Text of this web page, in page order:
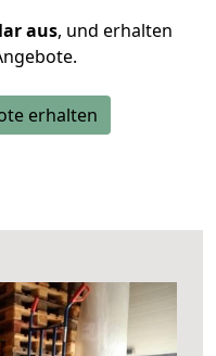
aus, und erhalten
erhalten